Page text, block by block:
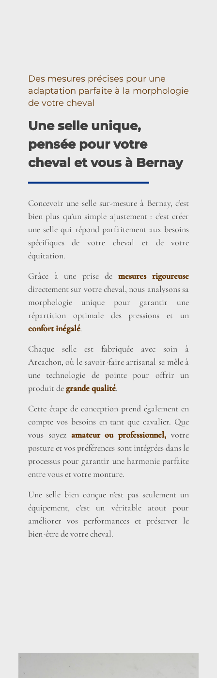
Des mesures précises pour une
adaptation parfaite à la morphologie
de votre cheval
Une selle unique,
pensée pour votre
cheval et vous à Bernay
Concevoir une selle sur-mesure à Bernay, c’est
bien plus qu’un simple ajustement : c’est créer
une selle qui répond parfaitement aux besoins
spécifiques de votre cheval et de votre
équitation.
Grâce à une prise demesures rigoureuse
directement sur votre cheval, nous analysons sa
morphologie unique pour garantir une
répartition optimale des pressions et un
confort inégalé.
Chaque selle est fabriquée avec soin à
Arcachon, où le savoir-faire artisanal se mêle à
une technologie de pointe pour offrir un
produit degrande qualité.
Cette étape de conception prend également en
compte vos besoins en tant que cavalier. Que
vous soyez amateur ou professionnel, votre
posture et vos préférences sont intégrées dans le
processus pour garantir une harmonie parfaite
entre vous et votre monture.
Une selle bien conçue n’est pas seulement un
équipement, c’est un véritable atout pour
améliorer vos performances et préserver le
bien-être de votre cheval.